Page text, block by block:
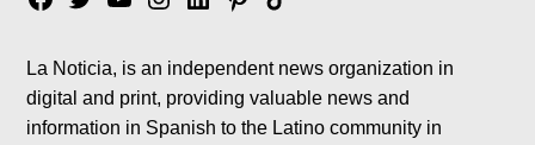
La Noticia, is an independent news organization in
digital and print, providing valuable news and
information in Spanish to the Latino community in